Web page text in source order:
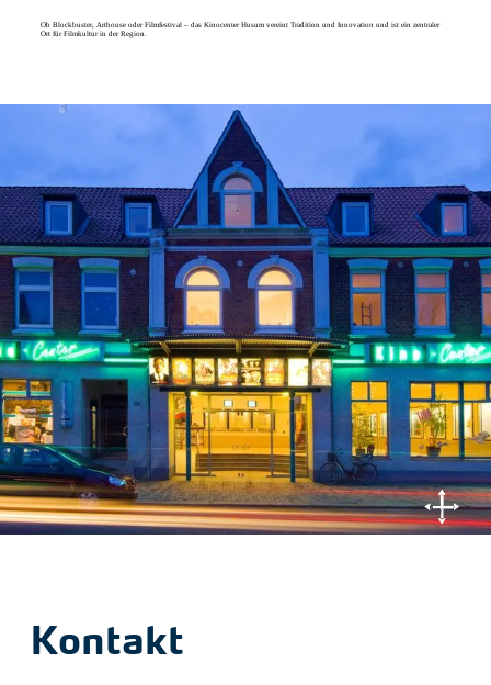
Ob Blockbuster, Arthouse oder Filmfestival – das Kinocenter Husum vereint Tradition und Innovation und ist ein zentraler
Ort für Filmkultur in der Region.
Kontakt